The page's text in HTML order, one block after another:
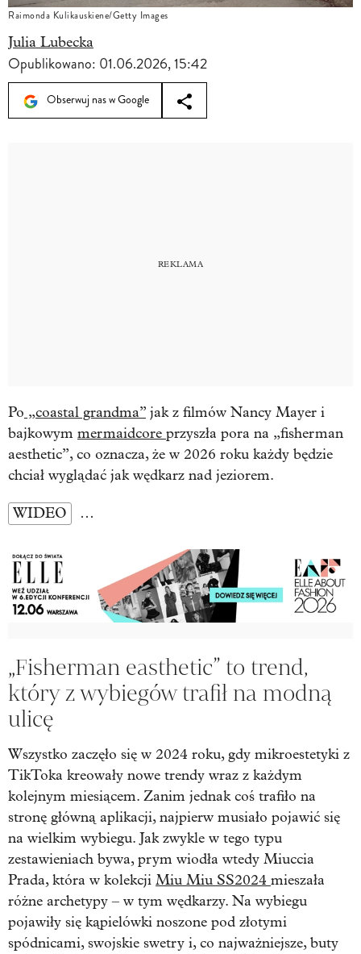
Raimonda Kulikauskiene/Getty Images
Julia Lubecka
Opublikowano: 01.06.2026, 15:42
Obserwuj nas w Google
Po „coastal grandma” jak z filmów Nancy Mayer i
bajkowym mermaidcore przyszła pora na „fisherman
aesthetic”, co oznacza, że w 2026 roku każdy będzie
chciał wyglądać jak wędkarz nad jeziorem.
WIDEO …
„Fisherman easthetic” to trend,
który z wybiegów trafił na modną
ulicę
Wszystko zaczęło się w 2024 roku, gdy mikroestetyki z
TikToka kreowały nowe trendy wraz z każdym
kolejnym miesiącem. Zanim jednak coś trafiło na
stronę główną aplikacji, najpierw musiało pojawić się
na wielkim wybiegu. Jak zwykle w tego typu
zestawieniach bywa, prym wiodła wtedy Miuccia
Prada, która w kolekcji Miu Miu SS2024 mieszała
różne archetypy – w tym wędkarzy. Na wybiegu
pojawiły się kąpielówki noszone pod złotymi
spódnicami, swojskie swetry i, co najważniejsze, buty